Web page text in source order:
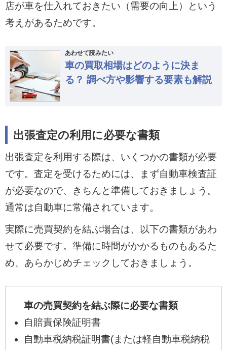
店が車を仕入れておきたい（需要の向上）という
考えがあるためです。
あわせて読みたい
車の買取相場はどのように決ま
る？ 調べ方や影響する要素も解説
出張査定の利用に必要な書類
出張査定を利用する際は、いくつかの書類が必要
です。査定を受けるためには、まず自動車検査証
が必要なので、きちんと準備しておきましょう。
通常は自動車に常備されています。
実際に売買契約を結ぶ場合は、以下の書類があわ
せて必要です。準備に時間がかかるものもあるた
め、あらかじめチェックしておきましょう。
車の売買契約を結ぶ際に必要な書類
自賠責保険証明書
自動車税納税証明書(または軽自動車税納税